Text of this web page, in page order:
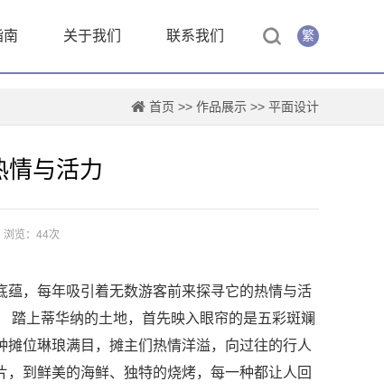
繁
南 关于我们 联系我们
首页 >> 作品展示 >> 平面设计
情与活力
浏览：44次
，每年吸引着无数游客前来探寻它的热情与活
踏上蒂华纳的土地，首先映入眼帘的是五彩斑斓
位琳琅满目，摊主们热情洋溢，向过往的行人
到鲜美的海鲜、独特的烧烤，每一种都让人回